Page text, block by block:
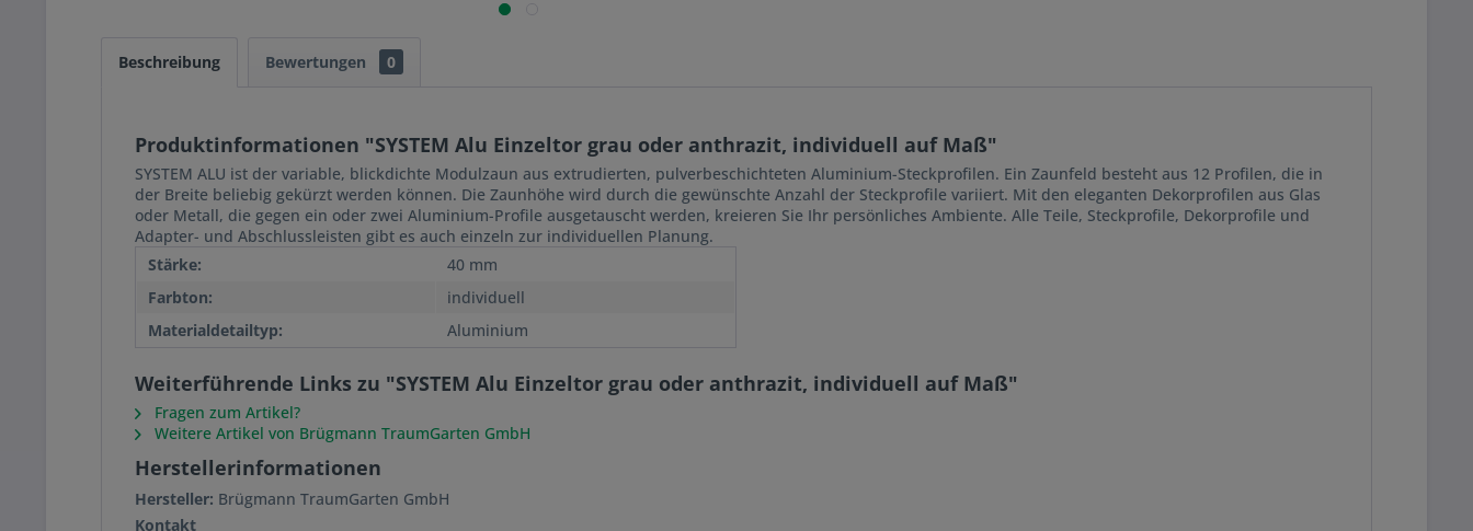
Beschreibung Bewertungen 0
Produktinformationen "SYSTEM Alu Einzeltor grau oder anthrazit, individuell auf Maß"
SYSTEM ALU ist der variable, blickdichte Modulzaun aus extrudierten, pulverbeschichteten Aluminium-Steckprofilen. Ein Zaunfeld besteht aus 12 Profilen, die in
der Breite beliebig gekürzt werden können. Die Zaunhöhe wird durch die gewünschte Anzahl der Steckprofile variiert. Mit den eleganten Dekorprofilen aus Glas
oder Metall, die gegen ein oder zwei Aluminium-Profile ausgetauscht werden, kreieren Sie Ihr persönliches Ambiente. Alle Teile, Steckprofile, Dekorprofile und
Adapter- und Abschlussleisten gibt es auch einzeln zur individuellen Planung.
Stärke:
40 mm
Farbton:
individuell
Materialdetailtyp:
Aluminium
Weiterführende Links zu "SYSTEM Alu Einzeltor grau oder anthrazit, individuell auf Maß"
Fragen zum Artikel?
Weitere Artikel von Brügmann TraumGarten GmbH
Herstellerinformationen
Hersteller: Brügmann TraumGarten GmbH
Kontakt